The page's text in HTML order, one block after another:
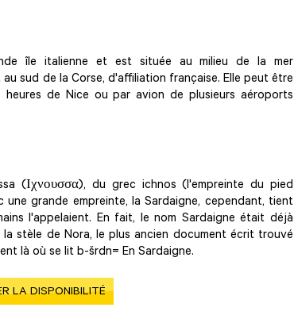
île italienne et est située au milieu de la mer
sud de la Corse, d'affiliation française. Elle peut être
de Nice ou par avion de plusieurs aéroports
(Ιχνουσσα), du grec ichnos (l'empreinte du pied
une grande empreinte, la Sardaigne, cependant, tient
l'appelaient. En fait, le nom Sardaigne était déjà
la stèle de Nora, le plus ancien document écrit trouvé
là où se lit b-šrdn= En Sardaigne.
LA DISPONIBILITÉ